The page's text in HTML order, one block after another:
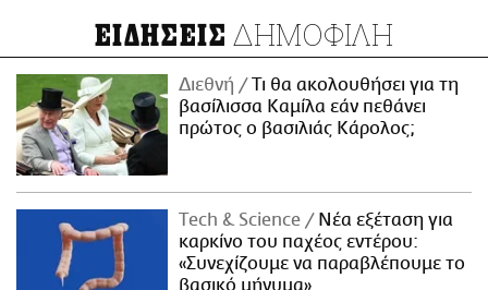
ΕΙΔΗΣΕΙΣ ΔΗΜΟΦΙΛΗ
Διεθνή
Τι θα ακολουθήσει για τη
βασίλισσα Καμίλα εάν πεθάνει
πρώτος ο βασιλιάς Κάρολος;
Τech & Science
Νέα εξέταση για
καρκίνο του παχέος εντέρου:
«Συνεχίζουμε να παραβλέπουμε το
βασικό μήνυμα»